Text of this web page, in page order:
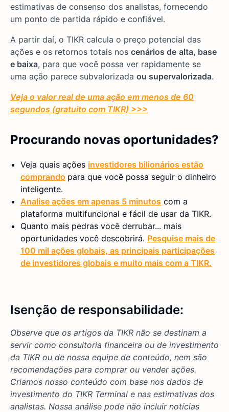
estimativas de consenso dos analistas, fornecendo
um ponto de partida rápido e confiável.
A partir daí, o TIKR calcula o preço potencial das
ações e os retornos totais nos cenários de alta, base
e baixa, para que você possa ver rapidamente se
uma ação parece subvalorizada ou supervalorizada.
Veja o valor real de uma ação em menos de 60
segundos (gratuito com TIKR) >>>
Procurando novas oportunidades?
Veja quais ações investidores bilionários estão
comprando para que você possa seguir o dinheiro
inteligente.
Analise ações em apenas 5 minutos com a
plataforma multifuncional e fácil de usar da TIKR.
Quanto mais pedras você derrubar... mais
oportunidades você descobrirá. Pesquise mais de
100 mil ações globais, as principais participações
de investidores globais e muito mais com a TIKR.
Isenção de responsabilidade:
Observe que os artigos da TIKR não se destinam a
servir como consultoria financeira ou de investimento
da TIKR ou de nossa equipe de conteúdo, nem são
recomendações para comprar ou vender ações.
Criamos nosso conteúdo com base nos dados de
investimento do TIKR Terminal e nas estimativas dos
analistas. Nossa análise pode não incluir notícias